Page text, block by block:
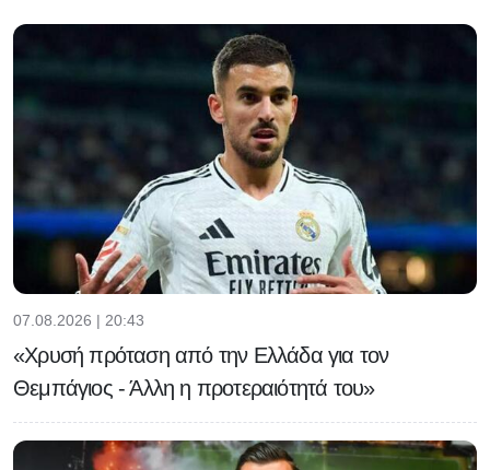
07.08.2026 | 20:43
«Χρυσή πρόταση από την Ελλάδα για τον
Θεμπάγιος - Άλλη η προτεραιότητά του»